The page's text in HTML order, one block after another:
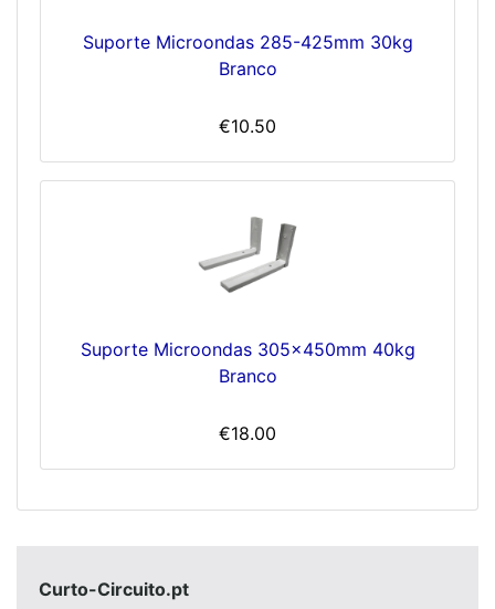
Suporte Microondas 285-425mm 30kg
Branco
€10.50
Suporte Microondas 305x450mm 40kg
Branco
€18.00
Curto-Circuito.pt